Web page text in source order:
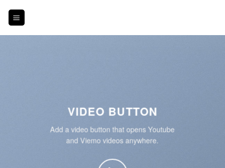
VIDEO BUTTON
Add a video button that opens Youtube
and Viemo videos anywhere.